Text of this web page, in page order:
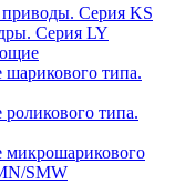
Серия KS
Серия LY
типа.
типа.
SMW